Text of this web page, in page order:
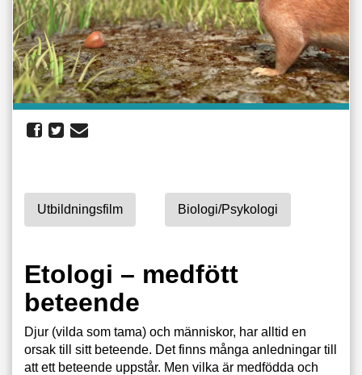
Utbildningsfilm Biologi/psykologi
Etologi – medfött
beteende
Djur (vilda som tama) och människor, har alltid en
orsak till sitt beteende. Det finns många anledningar till
att ett beteende uppstår. Men vilka är medfödda och